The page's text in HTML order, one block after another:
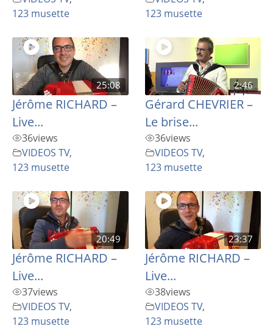
123 musette
123 musette
25:08
Jérôme RICHARD –
Live...
36views
VIDEOS TV,
123 musette
2:46
Gérard CHEVRIER –
Le brise...
36views
VIDEOS TV,
123 musette
20:49
Jérôme RICHARD –
Live...
37views
VIDEOS TV,
123 musette
23:37
Jérôme RICHARD –
Live...
38views
VIDEOS TV,
123 musette